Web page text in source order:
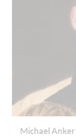
Michael Anker